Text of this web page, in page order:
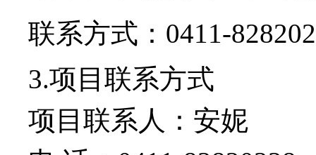
联系方式： 0411-
3.项目联系方式
项目联系人： 安妮